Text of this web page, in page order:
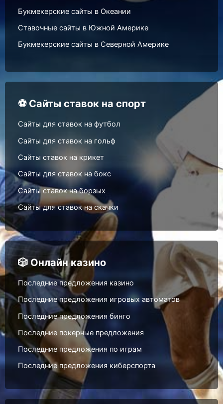
Букмекерские сайты в Океании
Ставочные сайты в Южной Америке
Букмекерские сайты в Северной Америке
⚽ Сайты ставок на спорт
Сайты для ставок на футбол
Сайты для ставок на гольф
Сайты ставок на крикет
Сайты для ставок на бокс
Сайты ставок на борзых
Сайты для ставок на скачки
🎲 Онлайн казино
Последние предложения казино
Последние предложения игровых автоматов
Последние предложения бинго
Последние покерные предложения
Последние предложения по играм
Последние предложения киберспорта